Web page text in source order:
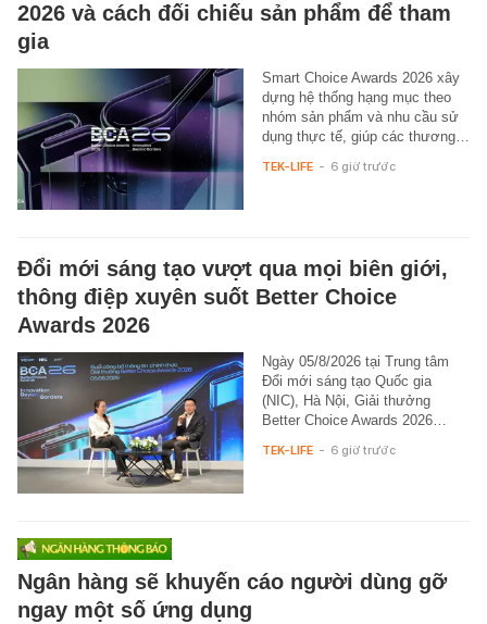
2026 và cách đối chiếu sản phẩm để tham
gia
Smart Choice Awards 2026 xây
dựng hệ thống hạng mục theo
nhóm sản phẩm và nhu cầu sử
dụng thực tế, giúp các thương…
TEK-LIFE - 6 giờ trước
Đổi mới sáng tạo vượt qua mọi biên giới,
thông điệp xuyên suốt Better Choice
Awards 2026
Ngày 05/8/2026 tại Trung tâm
Đổi mới sáng tạo Quốc gia
(NIC), Hà Nội, Giải thưởng
Better Choice Awards 2026…
TEK-LIFE - 6 giờ trước
Ngân hàng sẽ khuyến cáo người dùng gỡ
ngay một số ứng dụng